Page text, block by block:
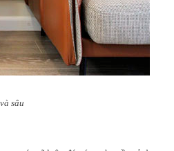
sâu